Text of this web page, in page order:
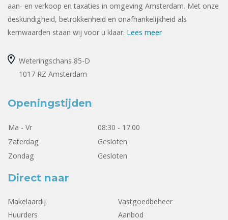
aan- en verkoop en taxaties in omgeving Amsterdam. Met onze
deskundigheid, betrokkenheid en onafhankelijkheid als
kernwaarden staan wij voor u klaar. Lees meer
Weteringschans 85-D
1017 RZ Amsterdam
Openingstijden
Ma - Vr
08:30 - 17:00
Zaterdag
Gesloten
Zondag
Gesloten
Direct naar
Makelaardij
Vastgoedbeheer
Huurders
Aanbod